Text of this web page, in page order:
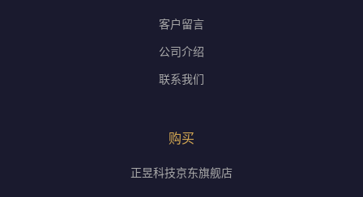
客户留言
公司介绍
联系我们
购买
正昱科技京东旗舰店